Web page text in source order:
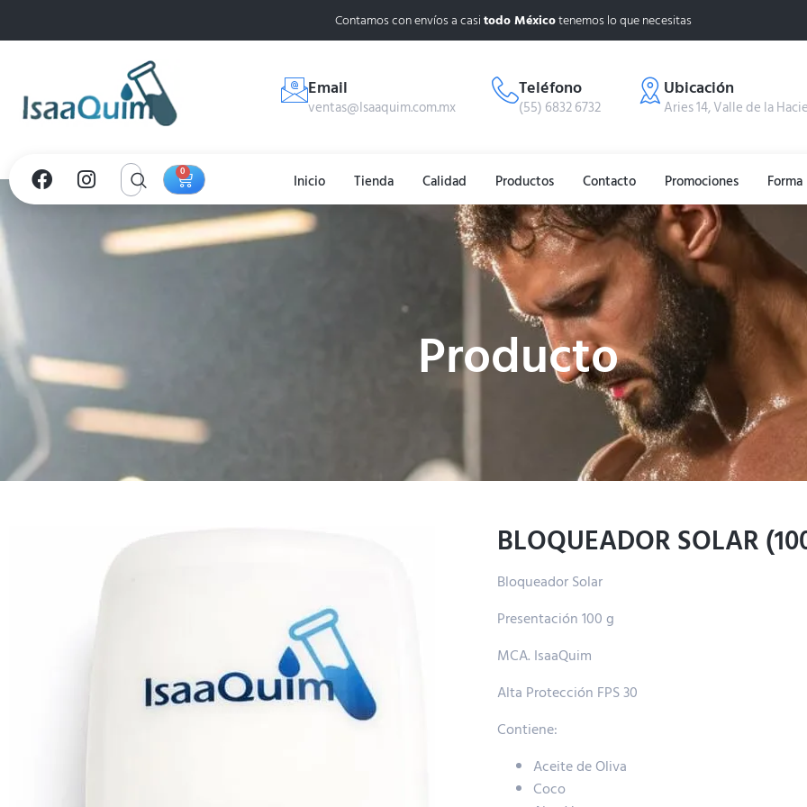
Contamos con envíos a casitodo Méxicotenemos lo que necesitas
Email
ventas@Isaaquim.com.mx
Teléfono
(55) 6832 6732
Ubicación
Aries 14, Valle de la
0 Tienda Calidad Productos Contacto Promociones
Producto
BLOQUEADOR SOLAR
Bloqueador Solar
Presentación 100 g
MCA. IsaaQuim
Alta Protección FPS 30
Contiene:
Aceite de Oliva
Coco